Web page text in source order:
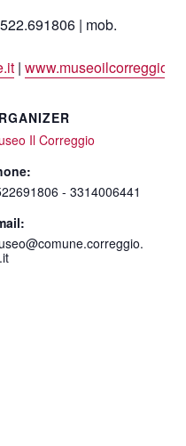
| mob.
|
Il Correggio
- 3314006441